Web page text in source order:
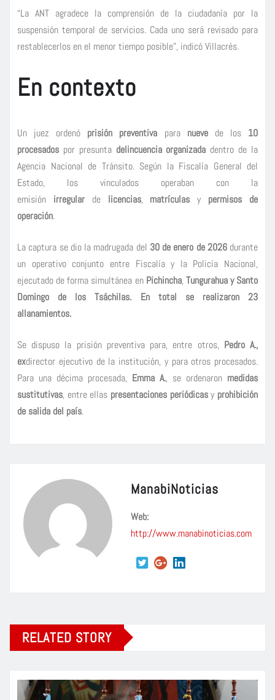
“La ANT agradece la comprensión de la ciudadanía por la
suspensión temporal de servicios. Cada uno será revisado para
restablecerlos en el menor tiempo posible”, indicó Villacrés.
En contexto
Un juez ordenó prisión preventiva para nuevede los 10
procesados por presunta delincuencia organizada dentro de la
Agencia Nacional de Tránsito. Según la Fiscalía General del
Estado, los vinculados operaban con la
emisión irregularde licencias, matrículas y permisos de
operación.
La captura se dio la madrugada del 30 de enero de 2026durante
un operativo conjunto entre Fiscalía y la Policía Nacional,
ejecutado de forma simultánea en Pichincha, Tungurahua y Santo
Domingo de los Tsáchilas. En total se realizaron
23
allanamientos.
Se dispuso la prisión preventiva para, entre otros, Pedro A.,
exdirector ejecutivo de la institución, y para otros procesados.
Para una décima procesada, Emma A., se ordenaron medidas
sustitutivas, entre ellas presentaciones periódicasy prohibición
de salida del país.
ManabiNoticias
Web:
http://www.manabinoticias.com
RELATED STORY